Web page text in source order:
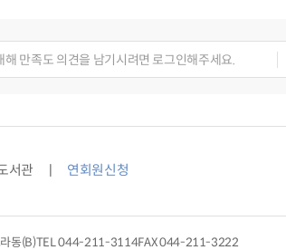
해 만족도 의견을 남기시려면 로그인해주세요.
서관 연회원신청
동(B)TEL044-211-3114FAX 044-211-3222